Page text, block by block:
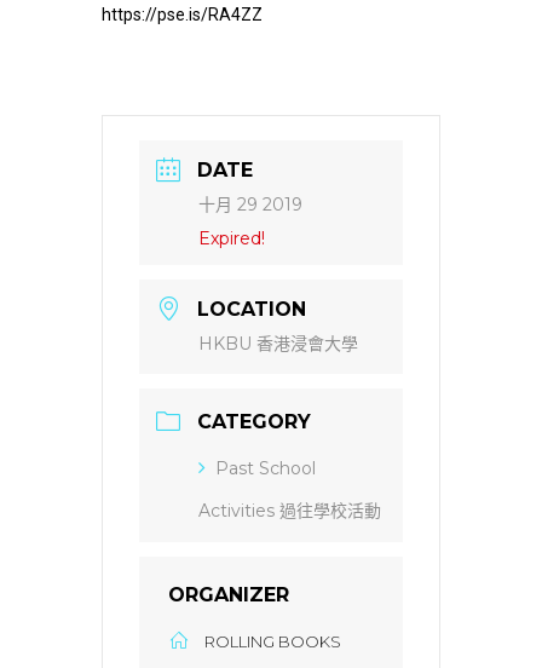
https://pse.is/RA4ZZ
DATE
十月 29 2019
Expired!
LOCATION
HKBU 香港浸會大學
CATEGORY
Past School
Activities 過往學校活動
ORGANIZER
ROLLING BOOKS